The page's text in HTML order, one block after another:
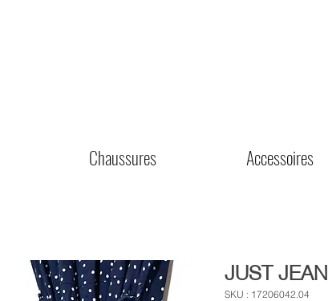
Chaussures Accessoires
JUST
SKU : 17206042.04